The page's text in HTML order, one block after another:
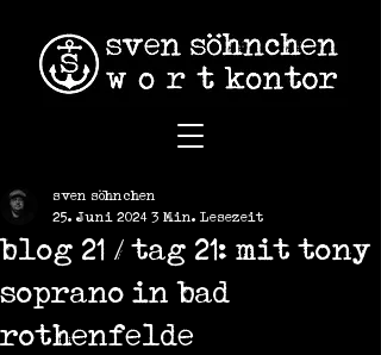
blog 21 / tag 21: mit tony
soprano in bad
rothenfelde
sven söhnchen
25. Juni 2024 3 Min. Lesezeit